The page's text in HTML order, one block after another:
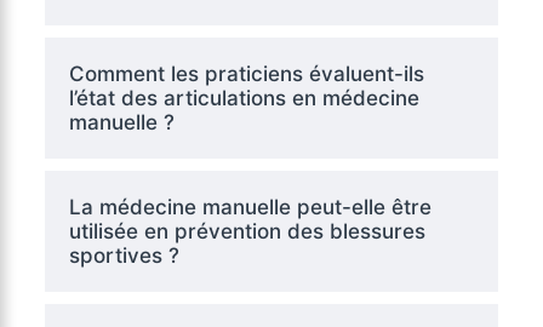
Comment les praticiens évaluent-ils
l’état des articulations en médecine
manuelle ?
La médecine manuelle peut-elle être
utilisée en prévention des blessures
sportives ?